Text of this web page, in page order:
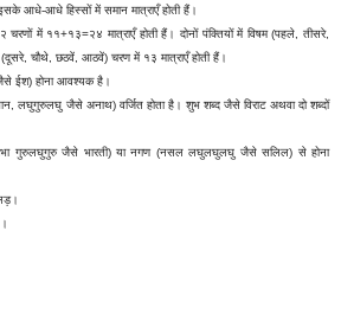
आधे-आधे हिस्सों में समान मात्राएँ होती हैं।
में ११+१३=२४ मात्राएँ होती हैं। दोनों पंक्तियों में विषम (पहले, तीसरे,
चौथे, छठवें, आठवें) चरण में १३ मात्राएँ होती हैं।
ईश) होना आवश्यक है।
लघुगुरुलघु जैसे अनाथ) वर्जित होता है। शुभ शब्द जैसे विराट अथवा दो शब्दों
गुरुलघुगुरु जैसे भारती) या नगण (नसल लघुलघुलघु जैसे सलिल) से होना